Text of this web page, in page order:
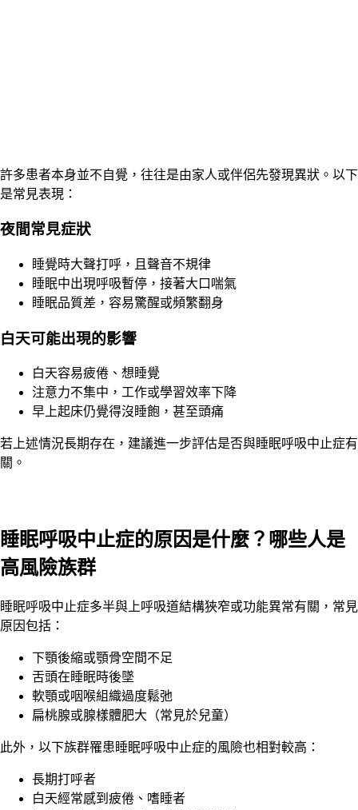
許多患者本身並不自覺，往往是由家人或伴侶先發現異狀。以下
是常見表現：
夜間常見症狀
睡覺時大聲打呼，且聲音不規律
睡眠中出現呼吸暫停，接著大口喘氣
睡眠品質差，容易驚醒或頻繁翻身
白天可能出現的影響
白天容易疲倦、想睡覺
注意力不集中，工作或學習效率下降
早上起床仍覺得沒睡飽，甚至頭痛
若上述情況長期存在，建議進一步評估是否與睡眠呼吸中止症有
關。
睡眠呼吸中止症的原因是什麼？哪些人是
高風險族群
睡眠呼吸中止症多半與上呼吸道結構狹窄或功能異常有關，常見
原因包括：
下顎後縮或顎骨空間不足
舌頭在睡眠時後墜
軟顎或咽喉組織過度鬆弛
扁桃腺或腺樣體肥大（常見於兒童）
此外，以下族群罹患睡眠呼吸中止症的風險也相對較高：
長期打呼者
白天經常感到疲倦、嗜睡者